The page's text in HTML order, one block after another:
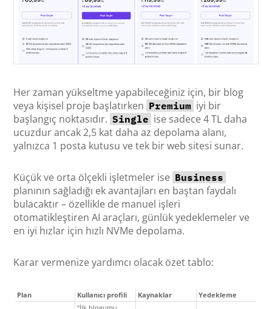
Her zaman yükseltme yapabileceğiniz için, bir blog
veya kişisel proje başlatırken Premium iyi bir
başlangıç noktasıdır. Single ise sadece 4 TL daha
ucuzdur ancak 2,5 kat daha az depolama alanı,
yalnızca 1 posta kutusu ve tek bir web sitesi sunar.
Küçük ve orta ölçekli işletmeler ise Business
planının sağladığı ek avantajları en baştan faydalı
bulacaktır – özellikle de manuel işleri
otomatikleştiren AI araçları, günlük yedeklemeler ve
en iyi hızlar için hızlı NVMe depolama.
Karar vermenize yardımcı olacak özet tablo:
Plan Kullanıcı profili Kaynaklar
Yedekleme